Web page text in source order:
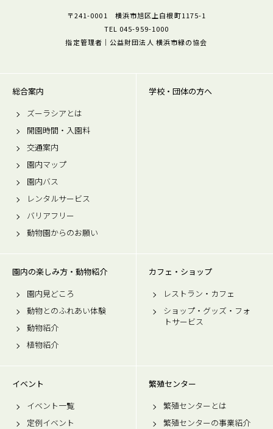
〒241-0001 横浜市旭区上白根町1175-1
TEL 045-959-1000
指定管理者｜公益財団法人 横浜市緑の協会
総合案内
ズーラシアとは
開園時間・入園料
交通案内
園内マップ
園内バス
レンタルサービス
バリアフリー
動物園からのお願い
学校・団体の方へ
園内の楽しみ方・動物紹介
園内見どころ
動物とのふれあい体験
動物紹介
植物紹介
カフェ・ショップ
レストラン・カフェ
ショップ・グッズ・フォ
トサービス
イベント
イベント一覧
定例イベント
繁殖センター
繁殖センターとは
繁殖センターの事業紹介